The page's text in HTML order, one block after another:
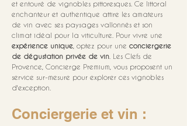
et entouré de vignobles pittoresques. Ce littoral
enchanteur et authentique attire les amateurs
de vin avec ses paysages vallonnés et son
climat idéal pour la viticulture. Pour vivre une
expérience unique , optez pour une conciergerie
de dégustation privée de vin . Les Clefs de
Provence, Concierge Premium, vous proposent un
service sur-mesure pour explorer ces vignobles
d'exception.
Conciergerie et vin :